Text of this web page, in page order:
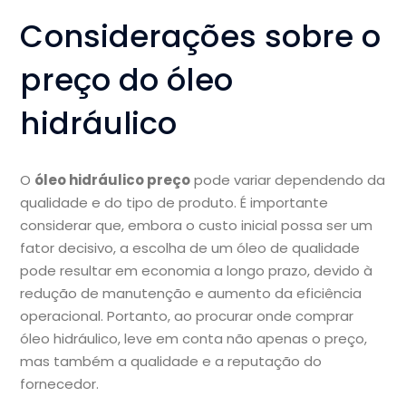
Considerações sobre o
preço do óleo
hidráulico
O óleo hidráulico preçopode variar dependendo da
qualidade e do tipo de produto. É importante
considerar que, embora o custo inicial possa ser um
fator decisivo, a escolha de um óleo de qualidade
pode resultar em economia a longo prazo, devido à
redução de manutenção e aumento da eficiência
operacional. Portanto, ao procurar onde comprar
óleo hidráulico, leve em conta não apenas o preço,
mas também a qualidade e a reputação do
fornecedor.